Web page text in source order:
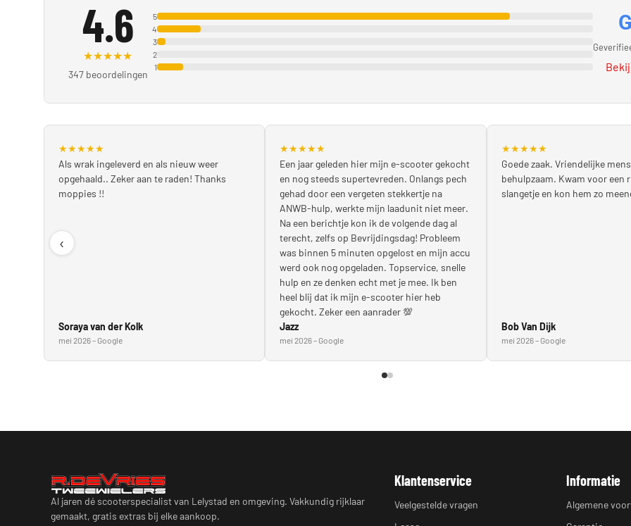
4.6
★★★★★
347 beoordelingen
5
4
3
2
1
G
‹
★★★★★
Als wrak ingeleverd en als nieuw weer
opgehaald.. Zeker aan te raden! Thanks
moppies !!
Soraya van der Kolk
mei 2026 – Google
★★★★★
Een jaar geleden hier mijn e-scooter gekocht
en nog steeds supertevreden. Onlangs pech
gehad door een vergeten stekkertje na
ANWB-hulp, werkte mijn laadunit niet meer.
Na een berichtje kon ik de volgende dag al
terecht, zelfs op Bevrijdingsdag! Probleem
was binnen 5 minuten opgelost en mijn accu
werd ook nog opgeladen. Topservice, snelle
hulp en ze denken echt met je mee. Ik ben
heel blij dat ik mijn e-scooter hier heb
gekocht. Zeker een aanrader 💯
Jazz
mei 2026 – Google
★★★★★
Goede zaak. Vriendelijke
behulpzaam. Kwam voor een
slangetje en kon hem zo
Bob Van Dijk
mei 2026 – Google
Al jaren dé scooterspecialist van Lelystad en omgeving. Vakkundig rijklaar
gemaakt, gratis extras bij elke aankoop.
Klantenservice
Veelgestelde vragen
Informatie
Algemene